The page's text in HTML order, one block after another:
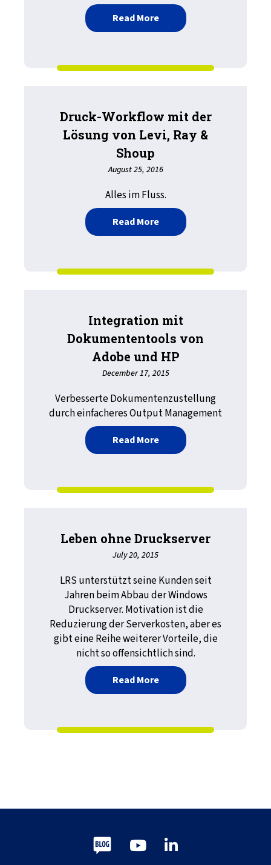
Read Moreabout Wirklich sicheres
Druck-Workflow mit der
Lösung von Levi, Ray &
Shoup
August 25, 2016
Alles im Fluss.
Read Moreabout Druck-Workflow
Integration mit
Dokumententools von
Adobe und HP
December 17, 2015
Verbesserte Dokumentenzustellung
durch einfacheres Output Management
Read Moreabout Integration mit
Leben ohne Druckserver
July 20, 2015
LRS unterstützt seine Kunden seit
Jahren beim Abbau der Windows
Druckserver. Motivation ist die
Reduzierung der Serverkosten, aber es
gibt eine Reihe weiterer Vorteile, die
nicht so offensichtlich sind.
Read Moreabout Leben ohne
Blog Youtube
LinkedIn